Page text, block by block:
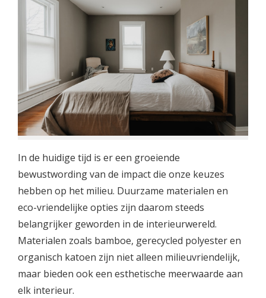
In de huidige tijd is er een groeiende
bewustwording van de impact die onze keuzes
hebben op het milieu. Duurzame materialen en
eco-vriendelijke opties zijn daarom steeds
belangrijker geworden in de interieurwereld.
Materialen zoals bamboe, gerecycled polyester en
organisch katoen zijn niet alleen milieuvriendelijk,
maar bieden ook een esthetische meerwaarde aan
elk interieur.